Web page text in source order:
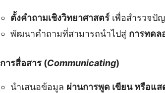
ตั้งคำถามเชิงวิทยาศาสตร์ เพื่อสำรวจปั
พัฒนาคำถามที่สามารถนำไปสู่ การทดล
การสื่อสาร (Communicating)
นำเสนอข้อมูล ผ่านการพูด เขียน หรือแ